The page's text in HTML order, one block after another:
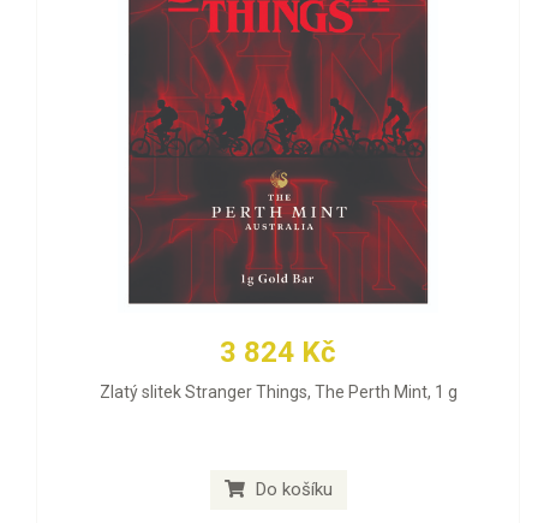
3 824 Kč
Zlatý slitek Stranger Things, The Perth Mint, 1 g
Do košíku